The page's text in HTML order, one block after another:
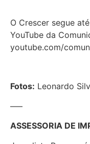
O Crescer segue
YouTube da
youtube.com/
Fotos: Leonardo
—–
ASSESSORIA DE